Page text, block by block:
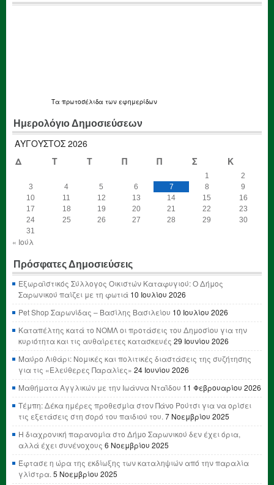
Τα πρωτοσέλιδα των εφημερίδων
Ημερολόγιο Δημοσιεύσεων
ΑΎΓΟΥΣΤΟΣ 2026
Δ
Τ Τ Π Π Σ Κ
1
2
3
4 5 6 7 8
9
10
11 12 13 14 15
16
17
18 19 20 21 22
23
24
25 26 27 28 29
30
31
« Ιούλ
Πρόσφατες Δημοσιεύσεις
Εξωραϊστικός Σύλλογος Οικιστών Καταφυγιού: Ο Δήμος
Σαρωνικού παίζει με τη φωτιά 10 Ιουλίου 2026
Pet Shop Σαρωνίδας – Βασίλης Βασιλείου 10 Ιουλίου 2026
Καταπέλτης κατά το ΝΟΜΛ οι προτάσεις του Δημοσίου για την
κυριότητα και τις αυθαίρετες κατασκευές 29 Ιουνίου 2026
Μαύρο Λιθάρι: Νομικές και πολιτικές διαστάσεις της συζήτησης
για τις «Ελεύθερες Παραλίες» 24 Ιουνίου 2026
Μαθήματα Αγγλικών με την Ιωάννα Νταΐδου 11 Φεβρουαρίου 2026
Τέμπη: Δέκα ημέρες προθεσμία στον Πάνο Ρούτσι για να ορίσει
τις εξετάσεις στη σορό του παιδιού του. 7 Νοεμβρίου 2025
Η διαχρονική παρανομία στο Δήμο Σαρωνικού δεν έχει όρια,
αλλά έχει συνένοχους 6 Νοεμβρίου 2025
Έφτασε η ώρα της εκδίωξης των καταληψιών από την παραλία
γλίστρα. 5 Νοεμβρίου 2025